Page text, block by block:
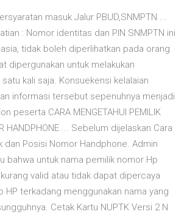
masuk Jalur PBUD,SNMPTN ...
: Nomor identitas dan PIN SNMPTN ini
tidak boleh diperlihatkan pada orang
dipergunakan untuk melakukan
kali saja. Konsuekensi kelalaian
informasi tersebut sepenuhnya menjadi
peserta CARA MENGETAHUI PEMILIK
HANDPHONE ... Sebelum dijelaskan Cara
dan Posisi Nomor Handphone. Admin
bahwa untuk nama pemilik nomor Hp
valid atau tidak dapat dipercaya
HP terkadang menggunakan nama yang
Cetak Kartu NUPTK Versi 2 N